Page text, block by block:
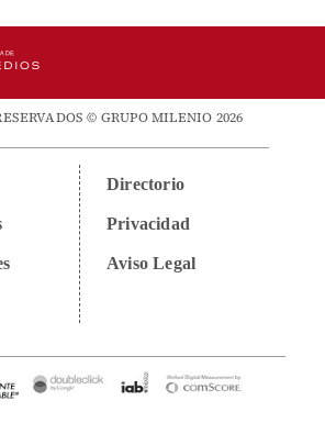
© GRUPO MILENIO 2026
Directorio
Privacidad
Aviso Legal